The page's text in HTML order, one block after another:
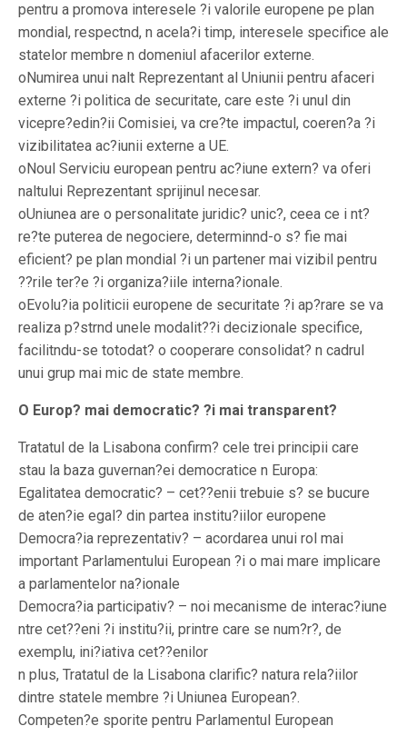
pentru a promova interesele ?i valorile europene pe plan
mondial, respectnd, n acela?i timp, interesele specifice ale
statelor membre n domeniul afacerilor externe.
oNumirea unui nalt Reprezentant al Uniunii pentru afaceri
externe ?i politica de securitate, care este ?i unul din
vicepre?edin?ii Comisiei, va cre?te impactul, coeren?a ?i
vizibilitatea ac?iunii externe a UE.
oNoul Serviciu european pentru ac?iune extern? va oferi
naltului Reprezentant sprijinul necesar.
oUniunea are o personalitate juridic? unic?, ceea ce i nt?
re?te puterea de negociere, determinnd-o s? fie mai
eficient? pe plan mondial ?i un partener mai vizibil pentru
??rile ter?e ?i organiza?iile interna?ionale.
oEvolu?ia politicii europene de securitate ?i ap?rare se va
realiza p?strnd unele modalit??i decizionale specifice,
facilitndu-se totodat? o cooperare consolidat? n cadrul
unui grup mai mic de state membre.
O Europ? mai democratic? ?i mai transparent?
Tratatul de la Lisabona confirm? cele trei principii care
stau la baza guvernan?ei democratice n Europa:
Egalitatea democratic? – cet??enii trebuie s? se bucure
de aten?ie egal? din partea institu?iilor europene
Democra?ia reprezentativ? – acordarea unui rol mai
important Parlamentului European ?i o mai mare implicare
a parlamentelor na?ionale
Democra?ia participativ? – noi mecanisme de interac?iune
ntre cet??eni ?i institu?ii, printre care se num?r?, de
exemplu, ini?iativa cet??enilor
n plus, Tratatul de la Lisabona clarific? natura rela?iilor
dintre statele membre ?i Uniunea European?.
Competen?e sporite pentru Parlamentul European